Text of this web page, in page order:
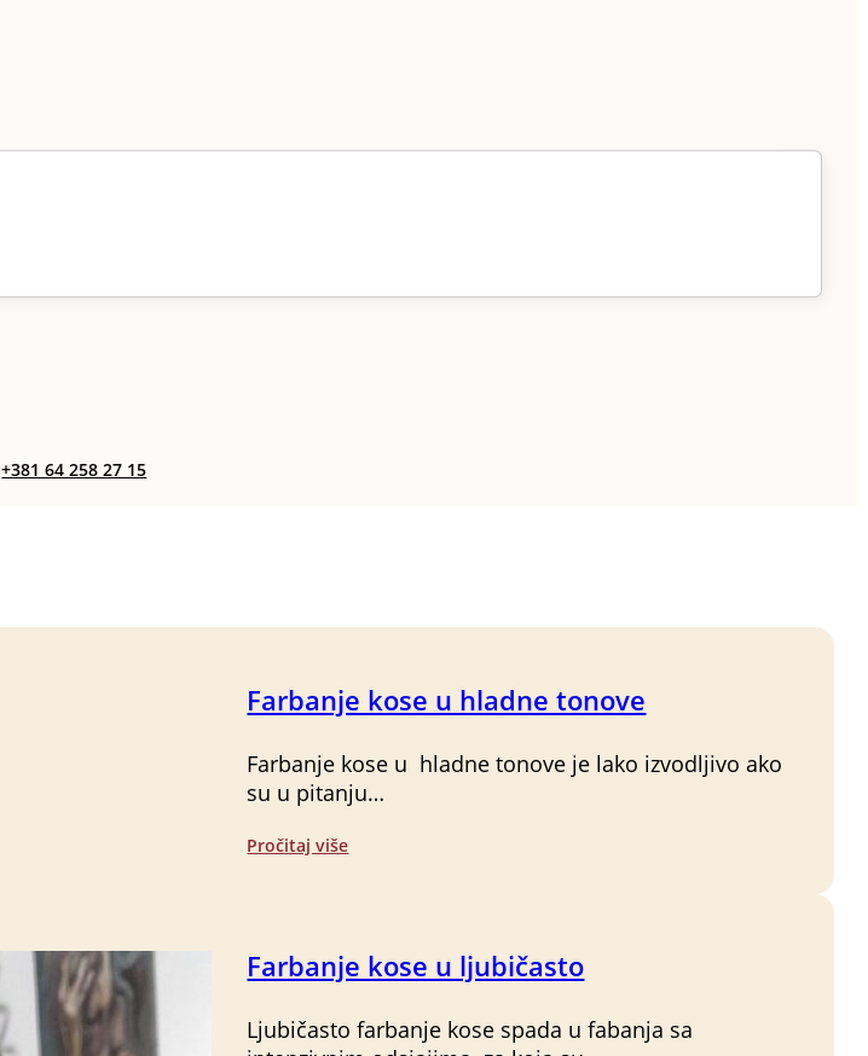
+381 64 258 27 15
Farbanje kose u hladne tonove
Farbanje kose u hladne tonove je lako izvodljivo ako
su u pitanju…
Pročitaj više
Farbanje kose u ljubičasto
Ljubičasto farbanje kose spada u fabanja sa